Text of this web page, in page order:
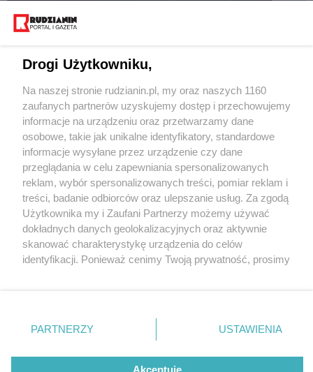
Nowym Bytomiu
3 / 11
CYRK OLIMPIK RUDA SLASKA7
Wydawca mediów
Nie zapomnij
zapoznać się z:
polityką prywatności regulamin korzystania z portali
Twojemiasto
Piekary Śląskie
Chorzów
Tarnowskie Góry
Gliwice
Skontakuj sięz nami
Kontakt
Wydawca
Redakcja
Drogi Użytkowniku,
Na naszej stronie rudzianin.pl, my oraz naszych 1160
zaufanych partnerów uzyskujemy dostęp i przechowujemy
informacje na urządzeniu oraz przetwarzamy dane
osobowe, takie jak unikalne identyfikatory, standardowe
informacje wysyłane przez urządzenie czy dane
przeglądania w celu zapewniania spersonalizowanych
reklam, wybór spersonalizowanych treści, pomiar reklam i
treści, badanie odbiorców oraz ulepszanie usług. Za zgodą
Użytkownika my i Zaufani Partnerzy możemy używać
dokładnych danych geolokalizacyjnych oraz aktywnie
skanować charakterystykę urządzenia do celów
identyfikacji. Ponieważ cenimy Twoją prywatność, prosimy
prywatności znajdujący się w lewym dolnym rogu strony
. Niektóre rodzaje przetwarzania danych nie wymagają
zgody użytkownika, ale masz prawo sprzeciwić się
takiemu przetwarzaniu. Preferencje będą miały
PARTNERZY USTAWIENIA
Akceptuję